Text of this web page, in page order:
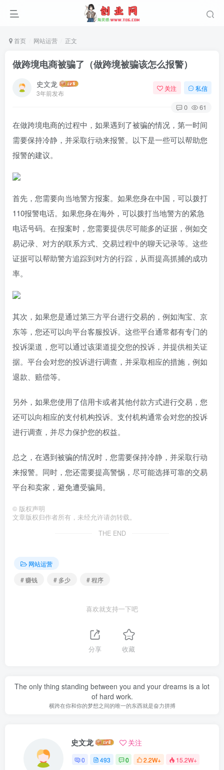
首页 网站运营 正文
做跨境电商被骗了（做跨境被骗该怎么报警）
史文龙
3年前发布
关注 私信
0 61
在做跨境电商的过程中，如果遇到了被骗的情况，第一时间
需要保持冷静，并采取行动来报警。以下是一些可以帮助您
报警的建议。
首先，您需要向当地警方报案。如果您身在中国，可以拨打
110报警电话。如果您身在海外，可以拨打当地警方的紧急
电话号码。在报案时，您需要提供尽可能多的证据，例如交
易记录、对方的联系方式、交易过程中的聊天记录等。这些
证据可以帮助警方追踪到对方的行踪，从而提高抓捕的成功
率。
其次，如果您是通过第三方平台进行交易的，例如淘宝、京
东等，您还可以向平台客服投诉。这些平台通常都有专门的
投诉渠道，您可以通过该渠道提交您的投诉，并提供相关证
据。平台会对您的投诉进行调查，并采取相应的措施，例如
退款、赔偿等。
另外，如果您使用了信用卡或者其他付款方式进行交易，您
还可以向相应的支付机构投诉。支付机构通常会对您的投诉
进行调查，并尽力保护您的权益。
总之，在遇到被骗的情况时，您需要保持冷静，并采取行动
来报警。同时，您还需要提高警惕，尽可能选择可靠的交易
平台和卖家，避免遭受骗局。
© 版权声明
文章版权归作者所有，未经允许请勿转载。
THE END
网站运营
# 赚钱
# 多少 # 程序
喜欢就支持一下吧
分享 收藏
The only thing standing between you and your dreams is a lot
of hard work.
横跨在你和你的梦想之间的唯一的东西就是奋力拼搏
史文龙 关注
0 493 0 2.2W+ 15.2W+